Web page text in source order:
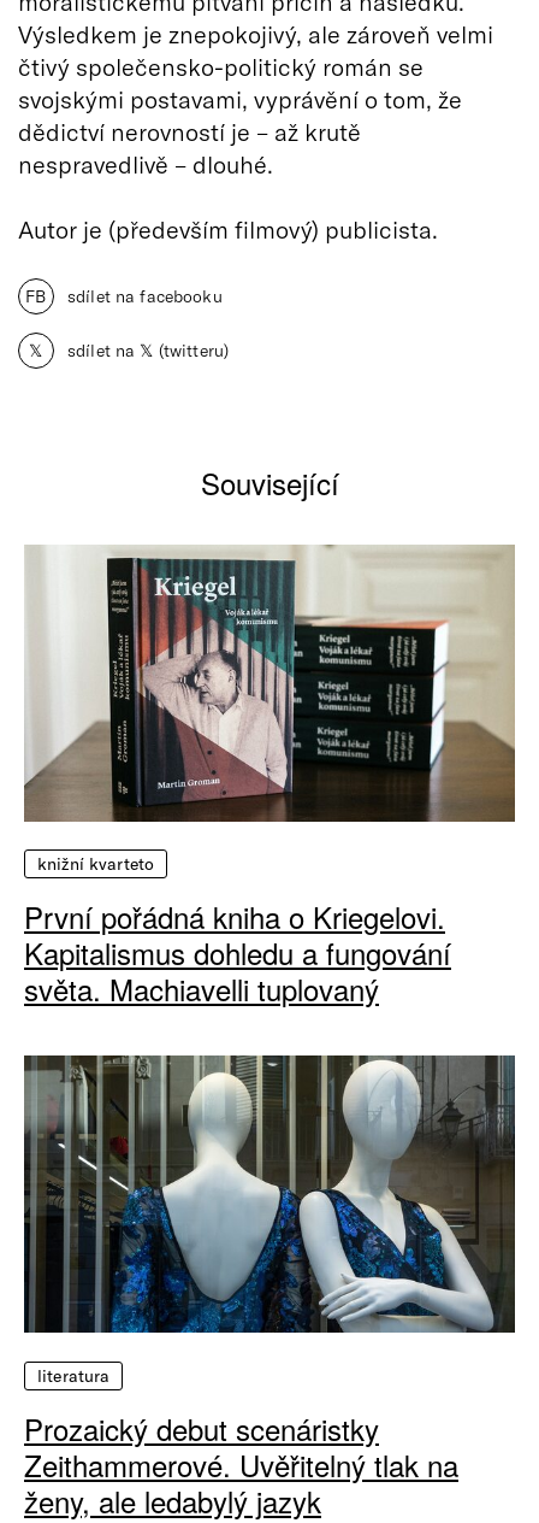
Výsledkem je znepokojivý, ale zároveň velmi
čtivý společensko-politický román se
svojskými postavami, vyprávění o tom, že
dědictví nerovností je – až krutě
nespravedlivě – dlouhé.
Autor je (především filmový) publicista.
FB sdílet na facebooku
𝕏 sdílet na 𝕏 (twitteru)
Související
knižní kvarteto
První pořádná kniha o Kriegelovi.
Kapitalismus dohledu a fungování
světa. Machiavelli tuplovaný
literatura
Prozaický debut scenáristky
Zeithammerové. Uvěřitelný tlak na
ženy, ale ledabylý jazyk